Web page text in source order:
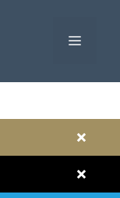
MENÜ
×
×